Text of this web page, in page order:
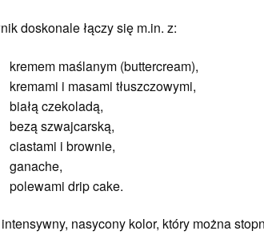
doskonale łączy się m.in. z:
kremem maślanym (buttercream),
kremami i masami tłuszczowymi,
białą czekoladą,
bezą szwajcarską,
ciastami i brownie,
ganache,
polewami drip cake.
nasycony kolor, który można